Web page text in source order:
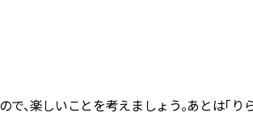
、楽しいことを考えましょう。あとは「